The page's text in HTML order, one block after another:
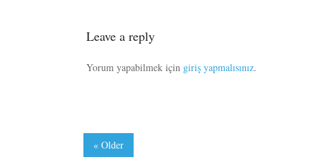
Leave a reply
Yorum yapabilmek için giriş yapmalısınız.
« Older